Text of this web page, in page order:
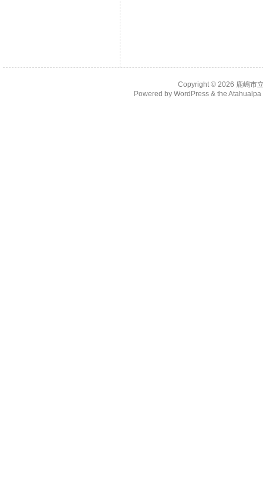
Copyright © 2026 鹿嶋市
Powered by WordPress& the Atahualpa